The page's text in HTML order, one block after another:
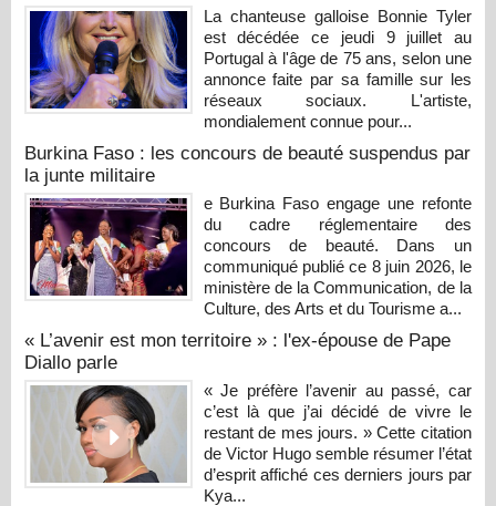
La chanteuse galloise Bonnie Tyler
est décédée ce jeudi 9 juillet au
Portugal à l'âge de 75 ans, selon une
annonce faite par sa famille sur les
réseaux sociaux. L'artiste,
mondialement connue pour...
Burkina Faso : les concours de beauté suspendus par
la junte militaire
e Burkina Faso engage une refonte
du cadre réglementaire des
concours de beauté. Dans un
communiqué publié ce 8 juin 2026, le
ministère de la Communication, de la
Culture, des Arts et du Tourisme a...
« L’avenir est mon territoire » : l'ex-épouse de Pape
Diallo parle
« Je préfère l’avenir au passé, car
c’est là que j’ai décidé de vivre le
restant de mes jours. » Cette citation
de Victor Hugo semble résumer l’état
d’esprit affiché ces derniers jours par
Kya...